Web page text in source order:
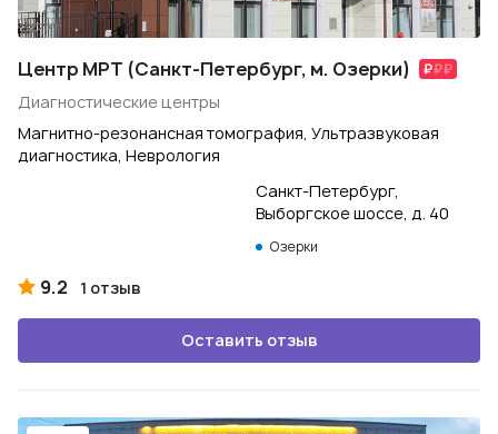
Центр МРТ (Санкт-Петербург, м. Озерки)
Диагностические центры
Магнитно-резонансная томография, Ультразвуковая
диагностика, Неврология
Санкт-Петербург,
Выборгское шоссе, д. 40
Озерки
9.2 1 отзыв
Оставить отзыв